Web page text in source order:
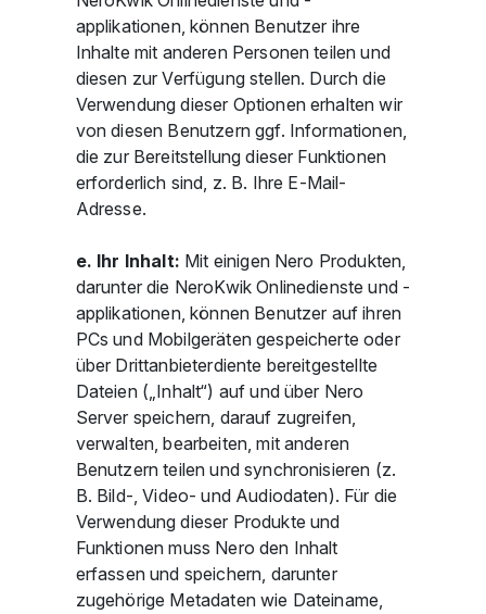
applikationen, können Benutzer ihre
Inhalte mit anderen Personen teilen und
diesen zur Verfügung stellen. Durch die
Verwendung dieser Optionen erhalten wir
von diesen Benutzern ggf. Informationen,
die zur Bereitstellung dieser Funktionen
erforderlich sind, z. B. Ihre E-Mail-
Adresse.
e. Ihr Inhalt: Mit einigen Nero Produkten,
darunter die NeroKwik Onlinedienste und -
applikationen, können Benutzer auf ihren
PCs und Mobilgeräten gespeicherte oder
über Drittanbieterdiente bereitgestellte
Dateien („Inhalt“) auf und über Nero
Server speichern, darauf zugreifen,
verwalten, bearbeiten, mit anderen
Benutzern teilen und synchronisieren (z.
B. Bild-, Video- und Audiodaten). Für die
Verwendung dieser Produkte und
Funktionen muss Nero den Inhalt
erfassen und speichern, darunter
zugehörige Metadaten wie Dateiname,